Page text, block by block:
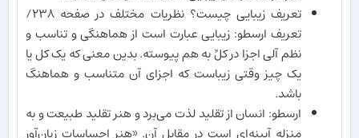
تعریف زیبایی چیست؟ نظریات مختلف در صفحه ٢٣٨/
تعریف ارسطو: زیبایی عبارت است از هماهنگی و تناسب و
نظم آلی اجزا در کلِّ به هم پیوسته. بدین معنی که یک کل یا
یک چیز وقتی زیباست که اجزای آن متناسب و هماهنگ
باشد.
ارسطو: انسان از تقلید لذت می‌برد و هنر تقلید طبیعت و به
منزله آیینه‌ای است در مقابل آن. «هنر احساسات زیان‌آور